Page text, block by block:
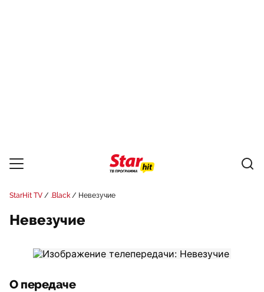
StarHit TV .Black Невезучие
Невезучие
О передаче